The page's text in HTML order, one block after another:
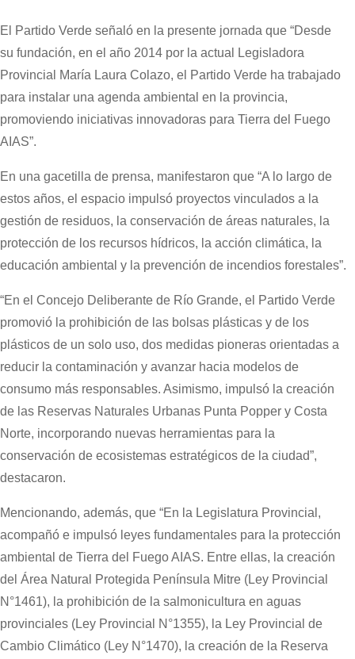
El Partido Verde señaló en la presente jornada que “Desde
su fundación, en el año 2014 por la actual Legisladora
Provincial María Laura Colazo, el Partido Verde ha trabajado
para instalar una agenda ambiental en la provincia,
promoviendo iniciativas innovadoras para Tierra del Fuego
AIAS”.
En una gacetilla de prensa, manifestaron que “A lo largo de
estos años, el espacio impulsó proyectos vinculados a la
gestión de residuos, la conservación de áreas naturales, la
protección de los recursos hídricos, la acción climática, la
educación ambiental y la prevención de incendios forestales”.
“En el Concejo Deliberante de Río Grande, el Partido Verde
promovió la prohibición de las bolsas plásticas y de los
plásticos de un solo uso, dos medidas pioneras orientadas a
reducir la contaminación y avanzar hacia modelos de
consumo más responsables. Asimismo, impulsó la creación
de las Reservas Naturales Urbanas Punta Popper y Costa
Norte, incorporando nuevas herramientas para la
conservación de ecosistemas estratégicos de la ciudad”,
destacaron.
Mencionando, además, que “En la Legislatura Provincial,
acompañó e impulsó leyes fundamentales para la protección
ambiental de Tierra del Fuego AIAS. Entre ellas, la creación
del Área Natural Protegida Península Mitre (Ley Provincial
N°1461), la prohibición de la salmonicultura en aguas
provinciales (Ley Provincial N°1355), la Ley Provincial de
Cambio Climático (Ley N°1470), la creación de la Reserva